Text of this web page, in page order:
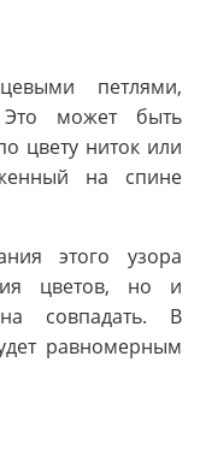
петлями,
Это может быть
цвету ниток или
на спине
этого узора
цветов, но и
совпадать. В
равномерным